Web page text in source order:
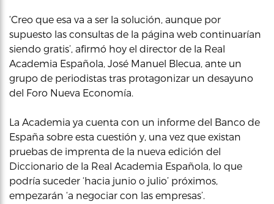
‘Creo que esa va a ser la solución, aunque por
supuesto las consultas de la página web continuarían
siendo gratis’, afirmó hoy el director de la Real
Academia Española, José Manuel Blecua, ante un
grupo de periodistas tras protagonizar un desayuno
del Foro Nueva Economía.
La Academia ya cuenta con un informe del Banco de
España sobre esta cuestión y, una vez que existan
pruebas de imprenta de la nueva edición del
Diccionario de la Real Academia Española, lo que
podría suceder ‘hacia junio o julio’ próximos,
empezarán ‘a negociar con las empresas’.